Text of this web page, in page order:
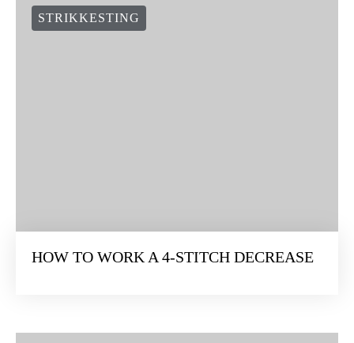
STRIKKESTING
HOW TO WORK A 4-STITCH DECREASE